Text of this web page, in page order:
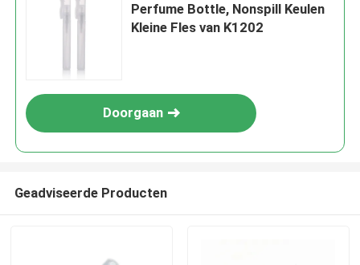
Perfume Bottle, Nonspill Keulen
Kleine Fles van K1202
Doorgaan
Geadviseerde Producten